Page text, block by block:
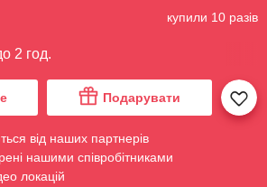
купили 10 разів
2 год.
Подарувати
від наших партнерів
нашими співробітниками
локацій